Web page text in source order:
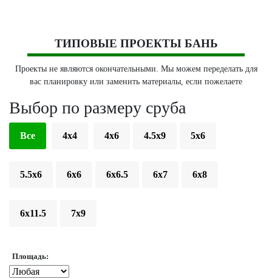
ТИПОВЫЕ ПРОЕКТЫ БАНЬ
Проекты не являются окончательными. Мы можем переделать для
вас планировку или заменить материалы, если пожелаете
Выбор по размеру сруба
Все 4x4 4x6 4.5x9 5x6
5.5x6 6x6 6x6.5 6x7 6x8
6x11.5 7x9
Площадь: